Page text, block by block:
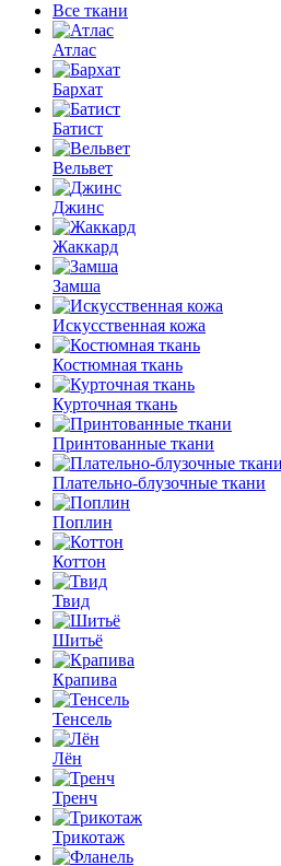
Все ткани
Атлас
Бархат
Батист
Вельвет
Джинс
Жаккард
Замша
Искусственная кожа
Костюмная ткань
Курточная ткань
Принтованные ткани
Плательно-блузочные ткани
Поплин
Коттон
Твид
Шитьё
Крапива
Тенсель
Лён
Тренч
Трикотаж